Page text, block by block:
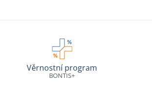
Věrnostní program
BONTIS+